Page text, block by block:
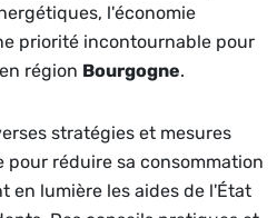
l'économie
priorité incontournable pour
en région Bourgogne.
stratégies et mesures
pour réduire sa consommation
en lumière les aides de l'État